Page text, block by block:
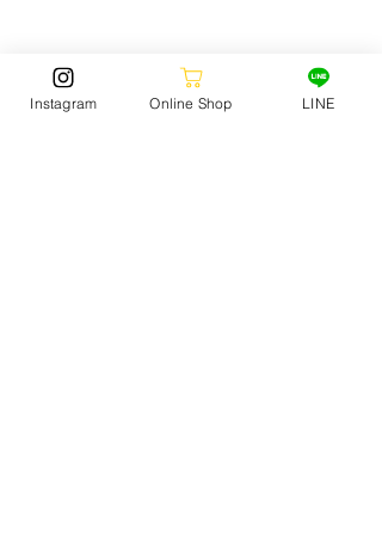
【注意事項】
・パーク利用者もコンテスト参加者も必ず受
付をしてください。
Instagram Online Shop LINE